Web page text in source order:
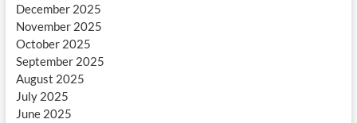
December 2025
November 2025
October 2025
September 2025
August 2025
July 2025
June 2025